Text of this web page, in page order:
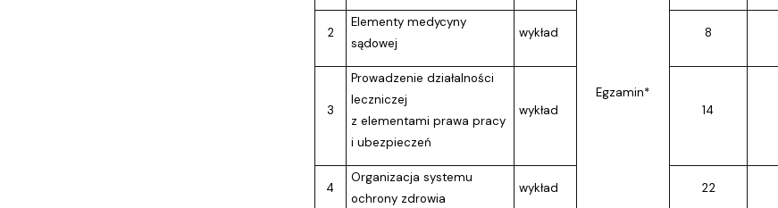
Egzamin*
2
Elementy medycyny
sądowej
wykład 8
3
Prowadzenie działalności
leczniczej
z elementami prawa pracy
i ubezpieczeń
wykład 14
4
Organizacja systemu
ochrony zdrowia
wykład 22